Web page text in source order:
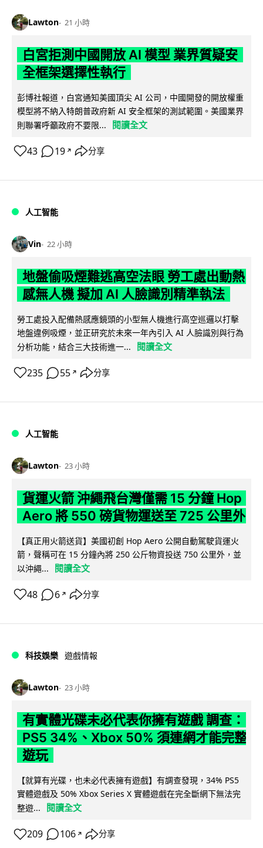
Lawton 21 小時
白宮拒測中國開放 AI 模型 業界質疑安
全框架選擇性執行
彭博社報道，白宮通知美國頂尖 AI 公司，中國開發的開放權重
模型將不納入特朗普政府新 AI 安全框架的測試範圍。美國業界
則聯署呼籲政府不要限...
閱讀全文
43 19 ↗ 分享
人工智能
Vin 22 小時
地盤偷吸煙難逃高空法眼 勞工處出動熱
感無人機 擬加 AI 人臉識別精準執法
勞工處投入配備熱感應鏡頭的小型無人機進行高空巡邏以打擊
地盤違例吸煙，並正研究於未來一年內引入 AI 人臉識別與行為
分析功能，結合三大技術進一...
閱讀全文
235 55 ↗ 分享
人工智能
Lawton 23 小時
貨運火箭 沖繩飛台灣僅需 15 分鐘 Hop
Aero 將 550 磅貨物運送至 725 公里外
【真正用火箭送貨】美國初創 Hop Aero 公開自動駕駛貨運火
箭，聲稱可在 15 分鐘內將 250 公斤物資投送 750 公里外，並
以沖繩...
閱讀全文
48 6 ↗ 分享
科技娛樂 遊戲情報
Lawton 23 小時
有實體光碟未必代表你擁有遊戲 調查：
PS5 34%、Xbox 50% 須連網才能完整
遊玩
【就算有光碟，也未必代表擁有遊戲】有調查發現，34% PS5
實體遊戲及 50% Xbox Series X 實體遊戲在完全斷網下無法完
整遊...
閱讀全文
209 106 ↗ 分享